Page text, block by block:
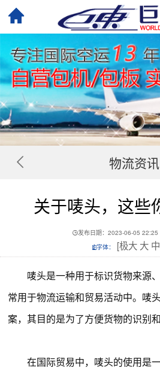
物流资讯
关于唛头，这些
发布日期：2023-06-05 22:25
字体：
[极大 大 中
唛头是一种用于标识货物来源
常用于物流运输和贸易活动中。唛
案，其目的是为了方便货物的识别和
在国际贸易中，唛头的使用是